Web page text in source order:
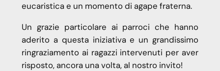
eucaristica e un momento di agape fraterna.
Un grazie particolare ai parroci che hanno
aderito a questa iniziativa e un grandissimo
ringraziamento ai ragazzi intervenuti per aver
risposto, ancora una volta, al nostro invito!